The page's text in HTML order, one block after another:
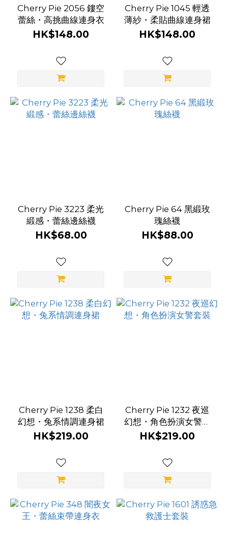
Cherry Pie 2056 鏤空
蕾絲・高挑曲線連身衣
HK$148.00
Cherry Pie 1045 輕透
薄紗・柔貼曲線連身裙
HK$148.00
Cherry Pie 3223 柔光
緞感・蕾絲邊絲襪
HK$68.00
Cherry Pie 64 黑緞玫
瑰絲襪
HK$88.00
Cherry Pie 1238 柔白
幻想・兔系情調連身裙
HK$219.00
Cherry Pie 1232 夜巡
幻想・角色扮演女警套
裝
HK$219.00